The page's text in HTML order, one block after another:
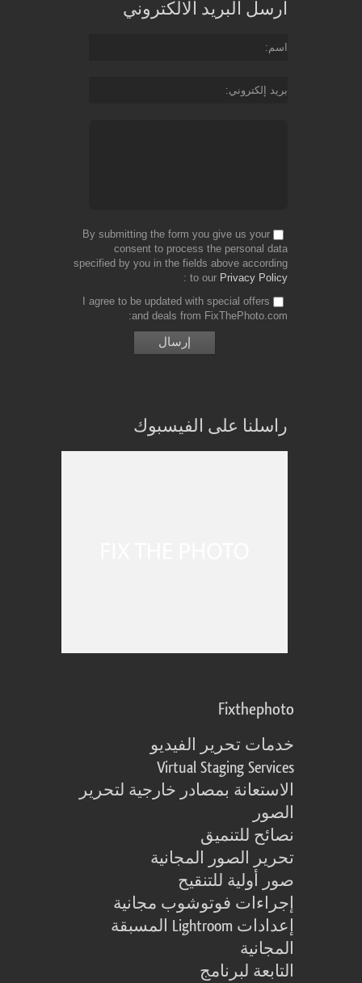
ارسل البريد الالكتروني
اسم
بريد إلكتروني
By submitting the form you give us your
consent to process the personal data
specified by you in the fields above according
to our Privacy Policy
I agree to be updated with special offers
and deals from FixThePhoto.com
راسلنا على الفيسبوك
Fixthephoto
خدمات تحرير الفيديو
Virtual Staging Services
الاستعانة بمصادر خارجية لتحرير
الصور
نصائح للتنميق
تحرير الصور المجانية
صور أولية للتنقيح
إجراءات فوتوشوب مجانية
إعدادات Lightroom المسبقة
المجانية
التابعة لبرنامج